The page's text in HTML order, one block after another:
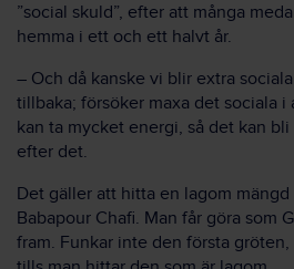
”social skuld”, efter att många
hemma i ett och ett halvt år.
– Och då kanske vi blir extra
tillbaka; försöker maxa det sociala
kan ta mycket energi, så det kan
efter det.
Det gäller att hitta en lagom mängd
Babapour Chafi. Man får göra som
fram. Funkar inte den första